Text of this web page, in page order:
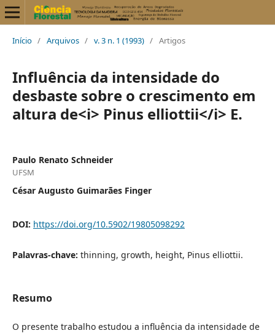
Início / Arquivos / v. 3 n. 1 (1993) / Artigos
Influência da intensidade do
desbaste sobre o crescimento em
altura de<i> Pinus elliottii</i> E.
Paulo Renato Schneider
UFSM
César Augusto Guimarães Finger
DOI: https://doi.org/10.5902/19805098292
Palavras-chave: thinning, growth, height, Pinus elliottii.
Resumo
O presente trabalho estudou a influência da intensidade de